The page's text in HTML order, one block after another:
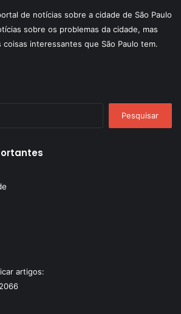
de notícias sobre a cidade de São Paulo
sobre os problemas da cidade, mas
coisas interessantes que São Paulo tem.
artigos: